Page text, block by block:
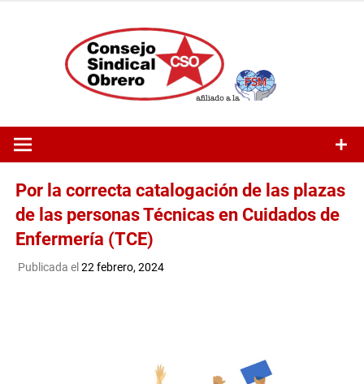
Por la correcta catalogación de las plazas
de las personas Técnicas en Cuidados de
Enfermería (TCE)
Publicada el 22 febrero, 2024